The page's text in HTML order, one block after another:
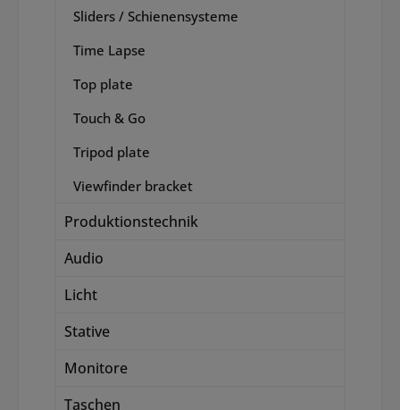
Sliders / Schienensysteme
Time Lapse
Top plate
Touch & Go
Tripod plate
Viewfinder bracket
Produktionstechnik
Audio
Licht
Stative
Monitore
Taschen